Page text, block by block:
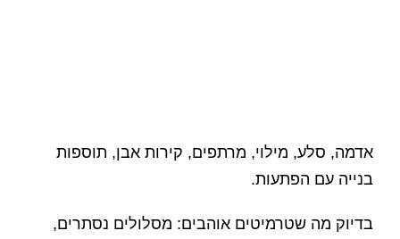
אדמה, סלע, מילוי, מרתפים, קירות אבן, תוספות
בנייה עם הפתעות.
בדיוק מה שטרמיטים אוהבים: מסלולים נסתרים,